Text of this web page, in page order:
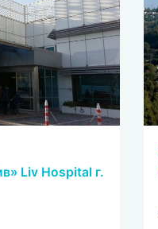
Liv Hospital г.